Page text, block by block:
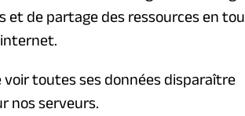
et de partage des ressources en
toutes ses données disparaître
nos serveurs.